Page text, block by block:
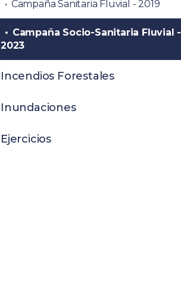
Campaña Sanitaria Fluvial - 2019
Campaña Socio-Sanitaria Fluvial -
2023
Incendios Forestales
Inundaciones
Ejercicios